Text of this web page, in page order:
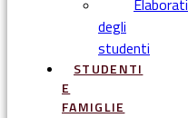
Elaborati
degli
studenti
STUDENTI
E
FAMIGLIE